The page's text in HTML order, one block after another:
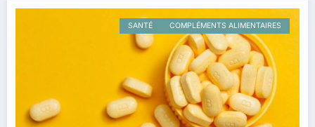
COMPLÉMENTS ALIMENTAIRES
SANTÉ